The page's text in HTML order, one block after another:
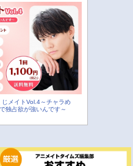
じメイトVol.4～チャラめ
独占欲が強いんです～